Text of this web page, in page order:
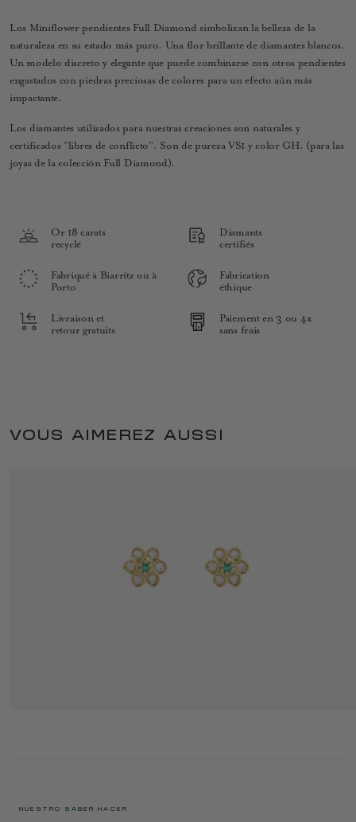
Los Miniflower pendientes Full Diamond simbolizan la belleza de la
naturaleza en su estado más puro. Una flor brillante de diamantes blancos.
Un modelo discreto y elegante que puede combinarse con otros pendientes
engastados con piedras preciosas de colores para un efecto aún más
impactante.
Los diamantes utilizados para nuestras creaciones son naturales y
certificados "libres de conflicto". Son de pureza VS1 y color GH. (para las
joyas de la colección Full Diamond).
Or 18 carats
recyclé
Diamants
certifiés
Fabriqué à Biarritz ou à
Porto
Fabrication
éthique
Livraison et
retour gratuits
Paiement en 3 ou 4x
sans frais
VOUS AIMEREZ AUSSI
NUESTRO SABER HACER